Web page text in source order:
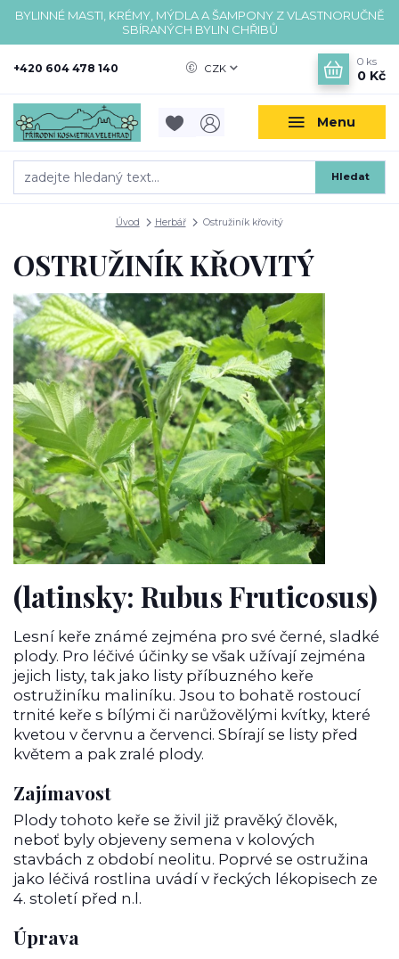
BYLINNÉ MASTI, KRÉMY, MÝDLA A ŠAMPONY Z VLASTNORUČNĚ
SBÍRANÝCH BYLIN CHŘIBŮ
Menu
CZK
Hledat
+420 604 478 140
0 ks
0 Kč
Úvod Herbář Ostružiník křovitý
OSTRUŽINÍK KŘOVITÝ
(latinsky: Rubus Fruticosus)
Lesní keře známé zejména pro své černé, sladké
plody. Pro léčivé účinky se však užívají zejména
jejich listy, tak jako listy příbuzného keře
ostružiníku maliníku. Jsou to bohatě rostoucí
trnité keře s bílými či narůžovělými kvítky, které
kvetou v červnu a červenci. Sbírají se listy před
květem a pak zralé plody.
Zajímavost
Plody tohoto keře se živil již pravěký člověk,
neboť byly objeveny semena v kolových
stavbách z období neolitu. Poprvé se ostružina
jako léčivá rostlina uvádí v řeckých lékopisech ze
4. století před n.l.
Úprava